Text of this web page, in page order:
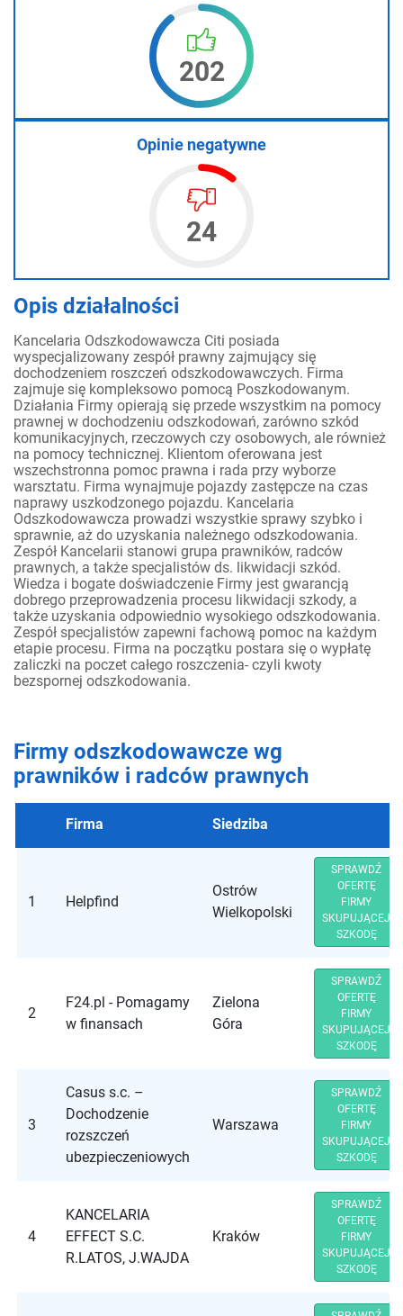
202
Opinie negatywne
24
Opis działalności
Kancelaria Odszkodowawcza Citi posiada
wyspecjalizowany zespół prawny zajmujący się
dochodzeniem roszczeń odszkodowawczych. Firma
zajmuje się kompleksowo pomocą Poszkodowanym.
Działania Firmy opierają się przede wszystkim na pomocy
prawnej w dochodzeniu odszkodowań, zarówno szkód
komunikacyjnych, rzeczowych czy osobowych, ale również
na pomocy technicznej. Klientom oferowana jest
wszechstronna pomoc prawna i rada przy wyborze
warsztatu. Firma wynajmuje pojazdy zastępcze na czas
naprawy uszkodzonego pojazdu. Kancelaria
Odszkodowawcza prowadzi wszystkie sprawy szybko i
sprawnie, aż do uzyskania należnego odszkodowania.
Zespół Kancelarii stanowi grupa prawników, radców
prawnych, a także specjalistów ds. likwidacji szkód.
Wiedza i bogate doświadczenie Firmy jest gwarancją
dobrego przeprowadzenia procesu likwidacji szkody, a
także uzyskania odpowiednio wysokiego odszkodowania.
Zespół specjalistów zapewni fachową pomoc na każdym
etapie procesu. Firma na początku postara się o wypłatę
zaliczki na poczet całego roszczenia- czyli kwoty
bezspornej odszkodowania.
Firmy odszkodowawcze wg
prawników i radców prawnych
Firma Siedziba
1 Helpfind
Ostrów
Wielkopolski
SPRAWDŹ
OFERTĘ
FIRMY
SKUPUJĄCEJ
SZKODĘ
2
F24.pl - Pomagamy
w finansach
Zielona
Góra
SPRAWDŹ
OFERTĘ
FIRMY
SKUPUJĄCEJ
SZKODĘ
3
Casus s.c. –
Dochodzenie
rozszczeń
ubezpieczeniowych
Warszawa
SPRAWDŹ
OFERTĘ
FIRMY
SKUPUJĄCEJ
SZKODĘ
4
KANCELARIA
EFFECT S.C.
R.LATOS, J.WAJDA
Kraków
SPRAWDŹ
OFERTĘ
FIRMY
SKUPUJĄCEJ
SZKODĘ